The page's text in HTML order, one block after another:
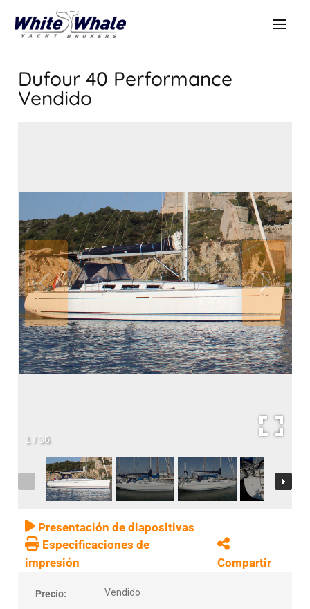
Dufour 40 Performance
Vendido
1 /36
Presentación de diapositivas
Especificaciones de
impresión
Compartir
Precio: Vendido